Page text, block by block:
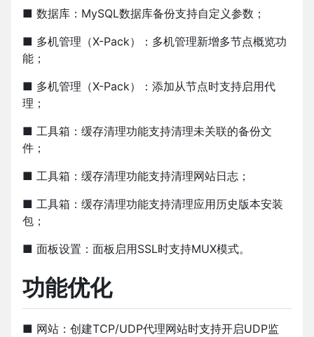
■ 数据库：MySQL数据库备份支持自定义参数；
■ 多机管理（X-Pack）：多机管理新增多节点概览功
能；
■ 多机管理（X-Pack）：添加从节点时支持启用代
理；
■ 工具箱：缓存清理功能支持清理未关联的备份文
件；
■ 工具箱：缓存清理功能支持清理网站日志；
■ 工具箱：缓存清理功能支持清理应用历史版本安装
包；
■ 面板设置：面板启用SSL时支持MUX模式。
功能优化
■ 网站：创建TCP/UDP代理网站时支持开启UDP监